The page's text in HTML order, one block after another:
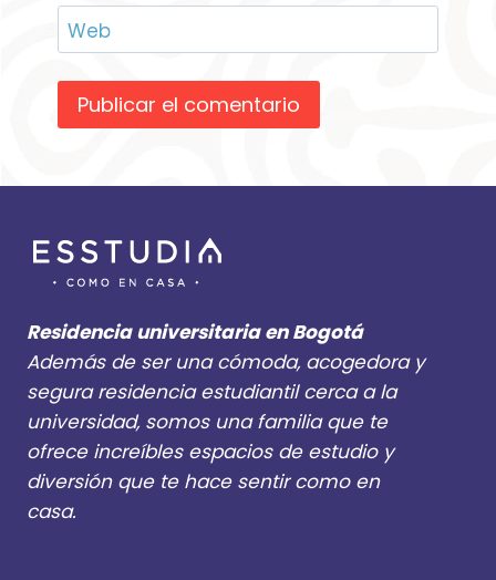
Web
Residencia universitaria en Bogotá
Además de ser una cómoda, acogedora y
segura residencia estudiantil cerca a la
universidad, somos una familia que te
ofrece increíbles espacios de estudio y
diversión que te hace sentir como en
casa.